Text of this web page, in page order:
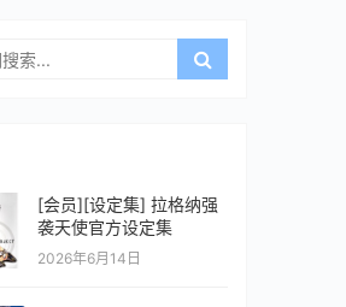
[会员][设定集] 拉格纳强
袭天使官方设定集
2026年6月14日